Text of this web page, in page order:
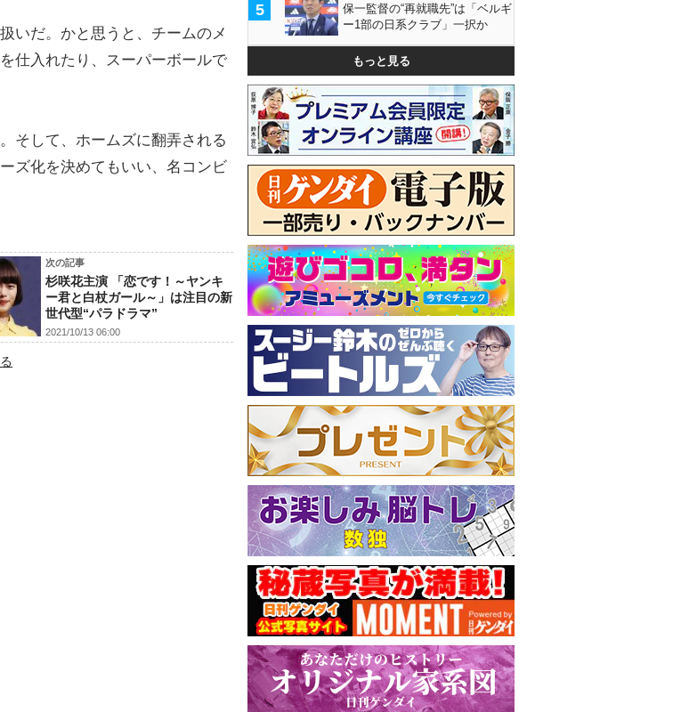
いだ。かと思うと、チームのメ
仕入れたり、スーパーボールで
そして、ホームズに翻弄される
ズ化を決めてもいい、名コンビ
次の記事
杉咲花主演 「恋です！～ヤンキ
ー君と白杖ガール～」は注目の新
世代型“パラドラマ”
2021/10/13 06:00
5
保一監督の“再就職先”は「ベルギ
ー1部の日系クラブ」一択か
もっと見る